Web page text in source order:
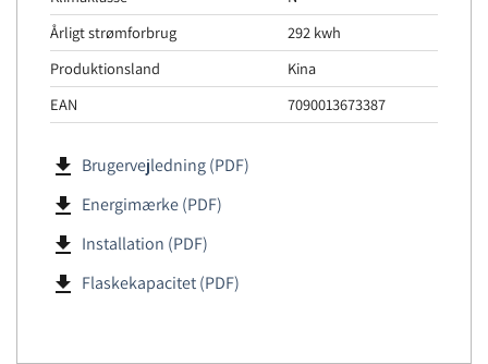
Årligt strømforbrug
292 kwh
Produktionsland
Kina
EAN
7090013673387
file_download Brugervejledning (PDF)
file_download Energimærke (PDF)
file_download Installation (PDF)
file_download Flaskekapacitet (PDF)